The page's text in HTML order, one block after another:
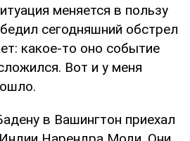
меняется в пользу
сегодняшний обстрел
какое-то оно событие
Вот и у меня
в Вашингтон приехал